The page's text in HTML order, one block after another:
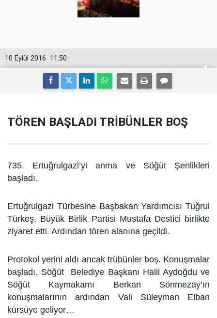
11:50
10 Eylül 2016
TÖREN BAŞLADI TRİBÜNLER BOŞ
735. Ertuğrulgazi’yi anma ve Söğüt Şenlikleri
başladı.
Ertuğrulgazi Türbesine Başbakan Yardımcısı Tuğrul
Türkeş, Büyük Birlik Partisi Mustafa Destici birlikte
ziyaret etti. Ardından tören alanına geçildi.
Protokol yerini aldı ancak trübünler boş. Konuşmalar
başladı. Söğüt Belediye Başkanı Halil Aydoğdu ve
Söğüt Kaymakamı Berkan Sönmezay’ın
konuşmalarının ardından Vali Süleyman Elban
kürsüye geliyor…